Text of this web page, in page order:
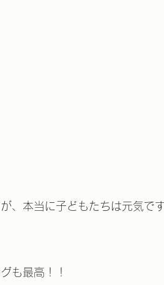
、本当に子どもたちは元気です
も最高！！